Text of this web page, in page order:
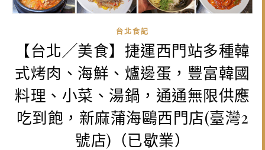
台北食記
【台北╱美食】捷運西門站多種韓
式烤肉、海鮮、爐邊蛋，豐富韓國
料理、小菜、湯鍋，通通無限供應
吃到飽，新麻蒲海鷗西門店(臺灣2
號店)（已歇業）